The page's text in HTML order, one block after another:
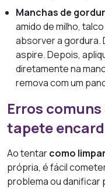
Manchas de
amido de milho,
absorver a gordura.
aspire. Depois,
diretamente na
remova com um
Erros
tapete
Ao tentarcomo
própria, é fácil
problema ou